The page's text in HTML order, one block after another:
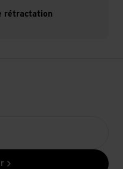
rétractation